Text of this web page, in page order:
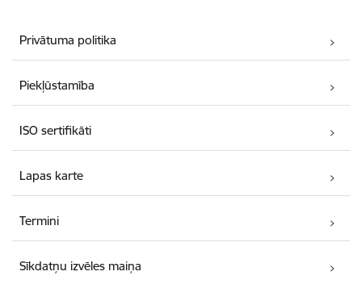
Privātuma politika
Piekļūstamība
ISO sertifikāti
Lapas karte
Termini
Sīkdatņu izvēles maiņa